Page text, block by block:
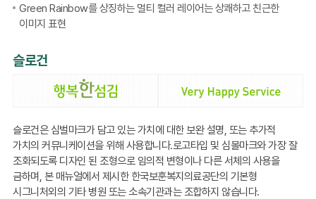
Green Rainbow를 상징하는 멀티 컬러 레이어는 상쾌하고 친근한
이미지 표현
슬로건
슬로건은 심벌마크가 담고 있는 가치에 대한 보완 설명, 또는 추가적
가치의 커뮤니케이션을 위해 사용합니다.로고타입 및 심볼마크와 가장 잘
조화되도록 디자인 된 조형으로 임의적 변형이나 다른 서체의 사용을
금하며, 본 매뉴얼에서 제시한 한국보훈복지의료공단의 기본형
시그니처외의 기타 병원 또는 소속기관과는 조합하지 않습니다.